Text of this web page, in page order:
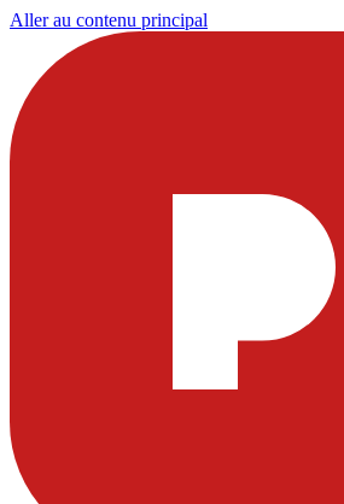
Aller au contenu principal